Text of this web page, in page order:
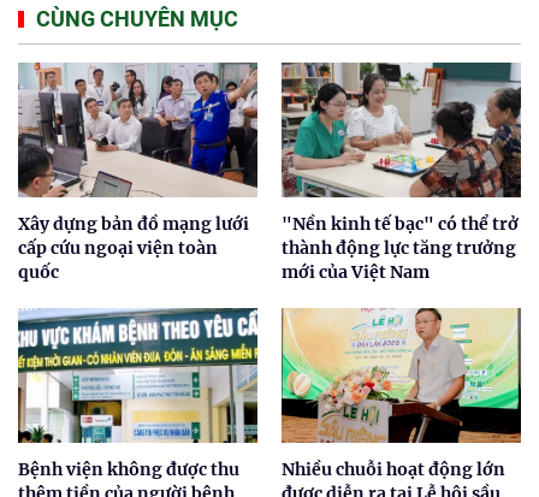
CÙNG CHUYÊN MỤC
Xây dựng bản đồ mạng lưới
cấp cứu ngoại viện toàn
quốc
"Nền kinh tế bạc" có thể trở
thành động lực tăng trưởng
mới của Việt Nam
Bệnh viện không được thu
Nhiều chuỗi hoạt động lớn